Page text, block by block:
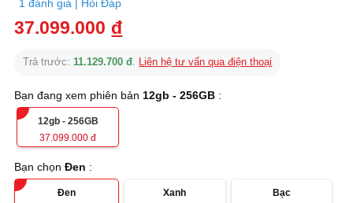
1 đánh giá | Hỏi Đáp
37.099.000 đ
Trả trước:11.129.700 đ. Liên hệ tư vấn qua điện thoại
Bạn đang xem phiên bản 12gb - 256GB :
12gb - 256GB
37.099.000 đ
Bạn chọnĐen :
Đen
Xanh
Bạc